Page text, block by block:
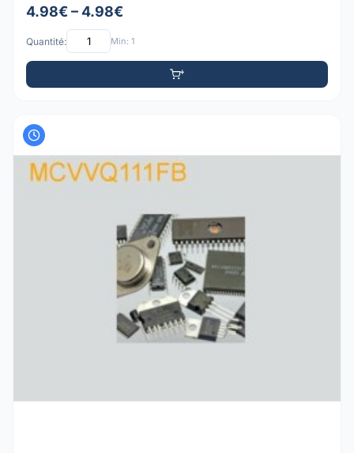
4.98€ – 4.98€
Quantité: Min: 1